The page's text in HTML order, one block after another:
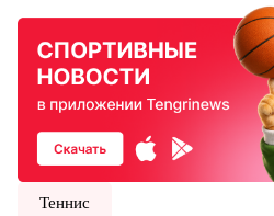
Теннис